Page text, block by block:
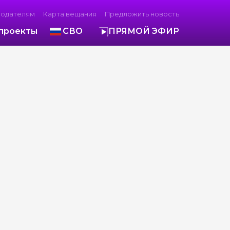
Карта вещания Предложить новость
СВО ПРЯМОЙ ЭФИР